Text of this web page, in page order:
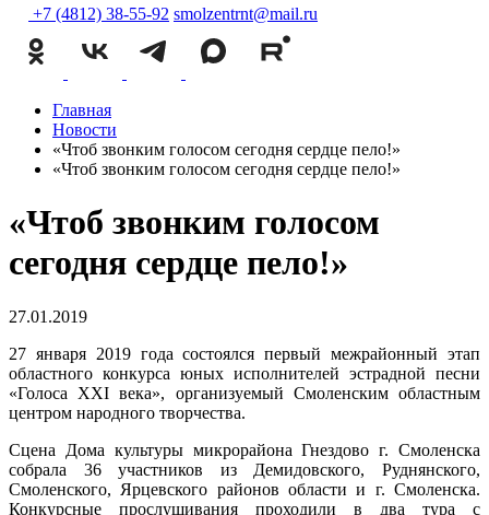
+7 (4812) 38-55-92 smolzentrnt@mail.ru
Главная
Новости
«Чтоб звонким голосом сегодня сердце пело!»
«Чтоб звонким голосом сегодня сердце пело!»
«Чтоб звонким голосом
сегодня сердце пело!»
27.01.2019
27 января 2019 года состоялся первый межрайонный этап
областного конкурса юных исполнителей эстрадной песни
«Голоса XXI века», организуемый Смоленским областным
центром народного творчества.
Сцена Дома культуры микрорайона Гнездово г. Смоленска
собрала 36 участников из Демидовского, Руднянского,
Смоленского, Ярцевского районов области и г. Смоленска.
Конкурсные прослушивания проходили в два тура с